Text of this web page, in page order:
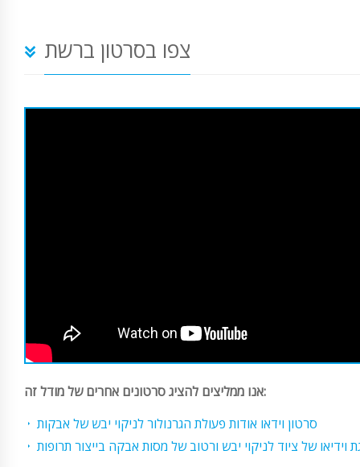
צפו בסרטון ברשת
אנו ממליצים להציג סרטונים אחרים של מודל זה:
סרטון וידאו אודות פעולת הגרנולור לניקוי יבש של אבקות
וידיאו של ציוד לניקוי יבש ורטוב של מסות אבקה בייצור תרופות